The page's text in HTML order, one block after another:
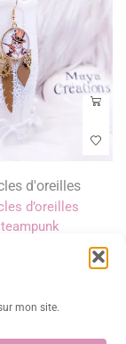
mon site.
d'oreilles
d’oreilles